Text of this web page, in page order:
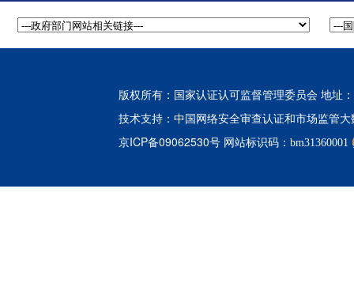
版权所有：国家认证认可监督管理委员会 地址
技术支持： 中国网络安全审查认证和市场监管
京ICP备09062530号 网站标识码：bm31360001